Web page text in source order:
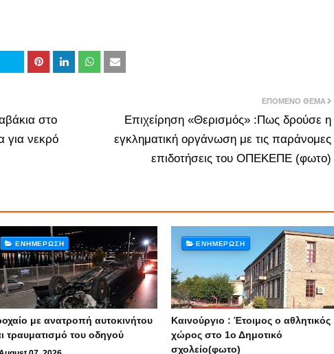
ΕΠΌΜΕΝΟ ΘΈΜΑ
Επιχείρηση «Θερισμός» :Πως δρούσε η
εγκληματική οργάνωση με τις παράνομες
επιδοτήσεις του ΟΠΕΚΕΠΕ (φωτο)
στο
για νεκρό
ΕΝΗΜΈΡΩΣΗ
με ανατροπή αυτοκινήτου
τραυματισμό του οδηγού
ΕΝΗΜΈΡΩΣΗ
Καινούργιο : Έτοιμος ο αθλητικός
χώρος στο 1ο Δημοτικό
σχολείο(φωτο)